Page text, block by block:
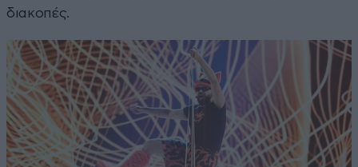
διακοπές.